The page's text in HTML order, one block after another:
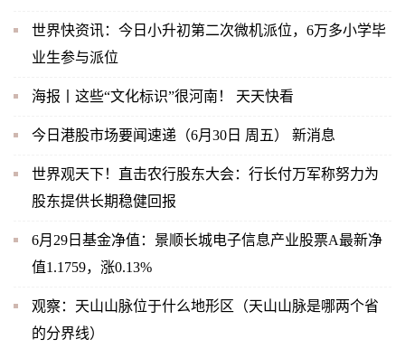
世界快资讯：今日小升初第二次微机派位，6万多小学毕
业生参与派位
海报丨这些“文化标识”很河南！ 天天快看
今日港股市场要闻速递（6月30日 周五） 新消息
世界观天下！直击农行股东大会：行长付万军称努力为
股东提供长期稳健回报
6月29日基金净值：景顺长城电子信息产业股票A最新净
值1.1759，涨0.13%
观察：天山山脉位于什么地形区（天山山脉是哪两个省
的分界线）